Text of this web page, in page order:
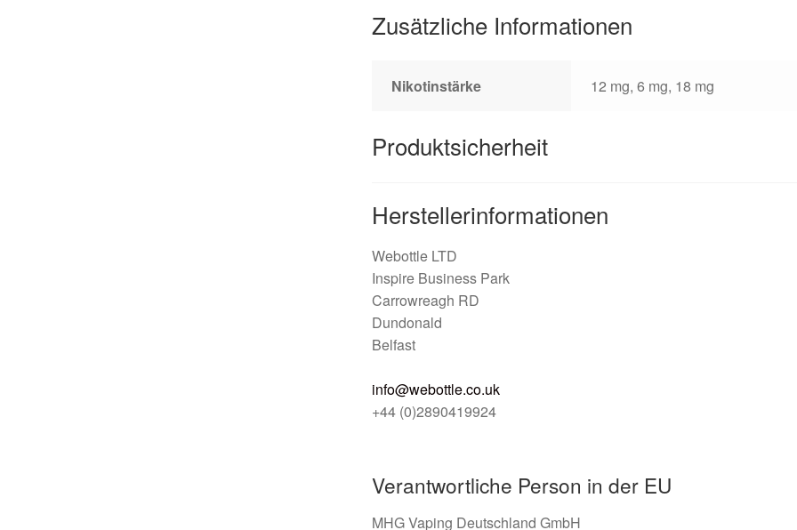
Zusätzliche Informationen
Nikotinstärke 12 mg, 6 mg, 18 mg
Produktsicherheit
Herstellerinformationen
Webottle LTD
Inspire Business Park
Carrowreagh RD
Dundonald
Belfast
info@webottle.co.uk
+44 (0)2890419924
Verantwortliche Person in der EU
MHG Vaping Deutschland GmbH